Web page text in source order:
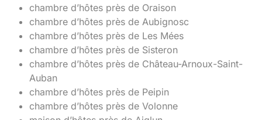
chambre d’hôtes près de Oraison
chambre d’hôtes près de Aubignosc
chambre d’hôtes près de Les Mées
chambre d’hôtes près de Sisteron
chambre d’hôtes près de Château-Arnoux-Saint-
Auban
chambre d’hôtes près de Peipin
chambre d’hôtes près de Volonne